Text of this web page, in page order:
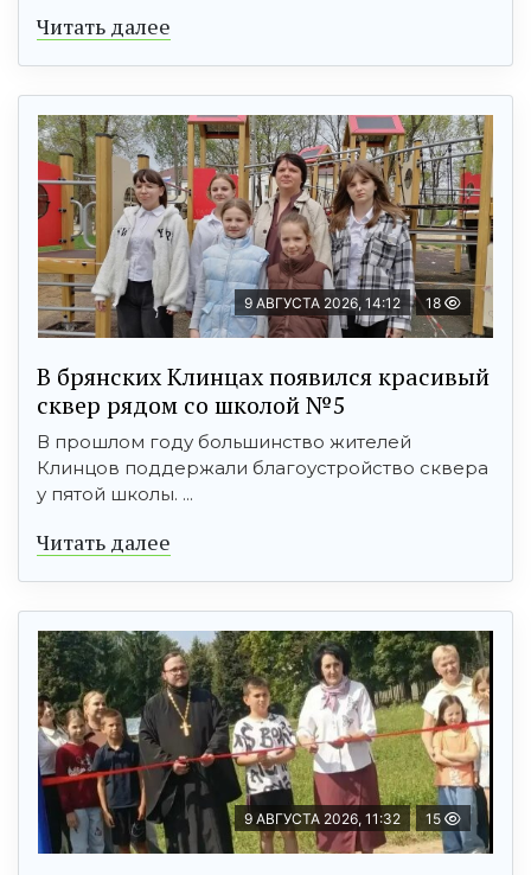
Читать далее
9 АВГУСТА 2026, 14:12 18
В брянских Клинцах появился красивый
сквер рядом со школой №5
В прошлом году большинство жителей
Клинцов поддержали благоустройство сквера
у пятой школы. ...
Читать далее
9 АВГУСТА 2026, 11:32 15